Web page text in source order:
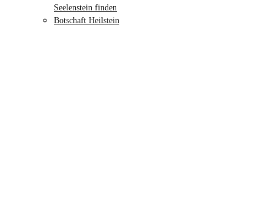
Seelenstein finden
Botschaft Heilstein